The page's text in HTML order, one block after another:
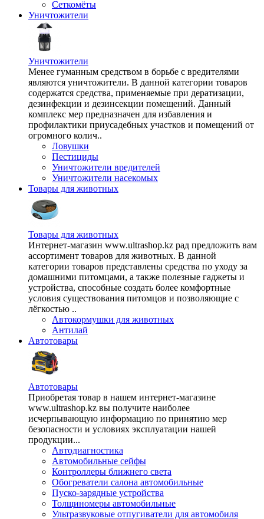
Сеткомёты
Уничтожители
Уничтожители
Менее гуманным средством в борьбе с вредителями
являются уничтожители. В данной категории товаров
содержатся средства, применяемые при дератизации,
дезинфекции и дезинсекции помещений. Данный
комплекс мер предназначен для избавления и
профилактики приусадебных участков и помещений от
огромного колич..
Ловушки
Пестициды
Уничтожители вредителей
Уничтожители насекомых
Товары для животных
Товары для животных
Интернет-магазин www.ultrashop.kz рад предложить вам
ассортимент товаров для животных. В данной
категории товаров представлены средства по уходу за
домашними питомцами, а также полезные гаджеты и
устройства, способные создать более комфортные
условия существования питомцов и позволяющие с
лёгкостью ..
Автокормушки для животных
Антилай
Автотовары
Автотовары
Приобретая товар в нашем интернет-магазине
www.ultrashop.kz вы получите наиболее
исчерпывающую информацию по принятию мер
безопасности и условиях эксплуатации нашей
продукции...
Автодиагностика
Автомобильные сейфы
Контроллеры ближнего света
Обогреватели салона автомобильные
Пуско-зарядные устройства
Толщиномеры автомобильные
Ультразвуковые отпугиватели для автомобиля